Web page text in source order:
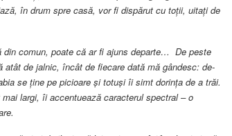
în drum spre casă, vor fi dispărut cu toții, uitați de
comun, poate că ar fi ajuns departe… De peste
de jalnic, încât de fiecare dată mă gândesc: de-
se ține pe picioare și totuși îi simt dorința de a trăi.
largi, îi accentuează caracterul spectral – o